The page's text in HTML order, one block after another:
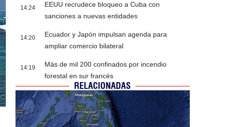
14:24
EEUU recrudece bloqueo a Cuba con
sanciones a nuevas entidades
14:20
Ecuador y Japón impulsan agenda para
ampliar comercio bilateral
14:19
Más de mil 200 confinados por incendio
forestal en sur francés
RELACIONADAS